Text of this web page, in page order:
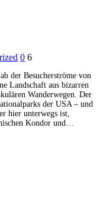
0 6
der Besucherströme von
Landschaft aus bizarren
Wanderwegen. Der
der USA – und
hier unterwegs ist,
Kondor und…